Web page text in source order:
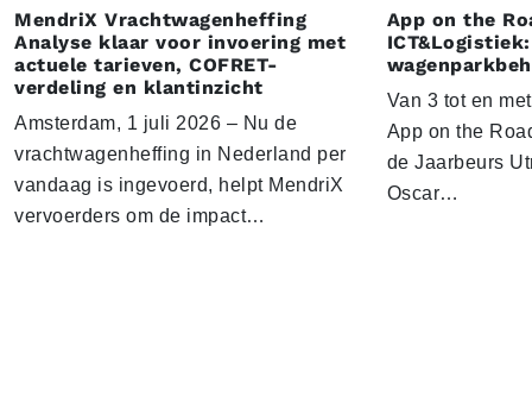
MendriX Vrachtwagenheffing
Analyse klaar voor invoering met
actuele tarieven, COFRET-
verdeling en klantinzicht
Amsterdam, 1 juli 2026 – Nu de
vrachtwagenheffing in Nederland per
vandaag is ingevoerd, helpt MendriX
vervoerders om de impact…
App on the
Van 3 tot en
App on the
de Jaarbeurs
Oscar…